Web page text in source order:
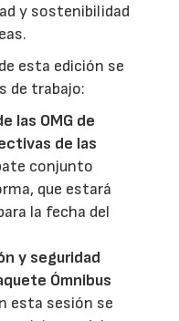
y sostenibilidad
esta edición se
de trabajo:
las OMG de
de las
conjunto
que estará
la fecha del
y seguridad
Ómnibus
esta sesión se